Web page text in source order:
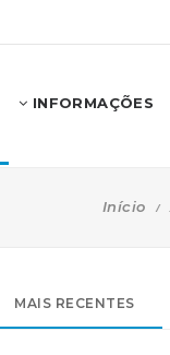
INFORMAÇÕES
Início
MAIS RECENTES